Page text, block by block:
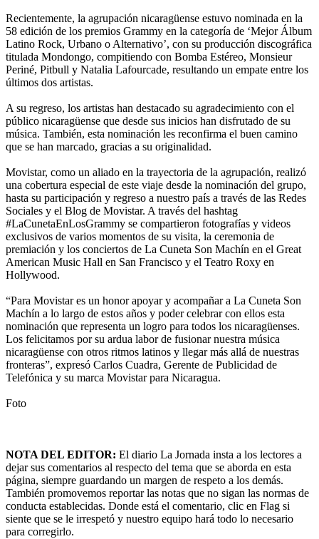
Recientemente, la agrupación nicaragüense estuvo nominada en la
58 edición de los premios Grammy en la categoría de ‘Mejor Álbum
Latino Rock, Urbano o Alternativo’, con su producción discográfica
titulada Mondongo, compitiendo con Bomba Estéreo, Monsieur
Periné, Pitbull y Natalia Lafourcade, resultando un empate entre los
últimos dos artistas.
A su regreso, los artistas han destacado su agradecimiento con el
público nicaragüense que desde sus inicios han disfrutado de su
música. También, esta nominación les reconfirma el buen camino
que se han marcado, gracias a su originalidad.
Movistar, como un aliado en la trayectoria de la agrupación, realizó
una cobertura especial de este viaje desde la nominación del grupo,
hasta su participación y regreso a nuestro país a través de las Redes
Sociales y el Blog de Movistar. A través del hashtag
#LaCunetaEnLosGrammy se compartieron fotografías y videos
exclusivos de varios momentos de su visita, la ceremonia de
premiación y los conciertos de La Cuneta Son Machín en el Great
American Music Hall en San Francisco y el Teatro Roxy en
Hollywood.
“Para Movistar es un honor apoyar y acompañar a La Cuneta Son
Machín a lo largo de estos años y poder celebrar con ellos esta
nominación que representa un logro para todos los nicaragüenses.
Los felicitamos por su ardua labor de fusionar nuestra música
nicaragüense con otros ritmos latinos y llegar más allá de nuestras
fronteras”, expresó Carlos Cuadra, Gerente de Publicidad de
Telefónica y su marca Movistar para Nicaragua.
Foto
NOTA DEL EDITOR: El diario La Jornada insta a los lectores a
dejar sus comentarios al respecto del tema que se aborda en esta
página, siempre guardando un margen de respeto a los demás.
También promovemos reportar las notas que no sigan las normas de
conducta establecidas. Donde está el comentario, clic en Flag si
siente que se le irrespetó y nuestro equipo hará todo lo necesario
para corregirlo.